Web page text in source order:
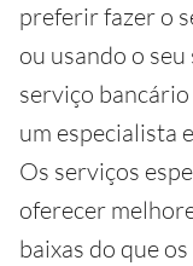
preferir fazer o
ou usando o
serviço
um especialista
Os serviços
oferecer
baixas do que